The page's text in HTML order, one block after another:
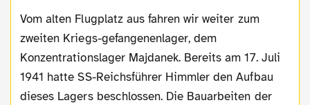
Vom alten Flugplatz aus fahren wir weiter zum
zweiten Kriegs-gefangenenlager, dem
Konzentrationslager Majdanek. Bereits am 17. Juli
1941 hatte SS-Reichsführer Himmler den Aufbau
dieses Lagers beschlossen. Die Bauarbeiten der